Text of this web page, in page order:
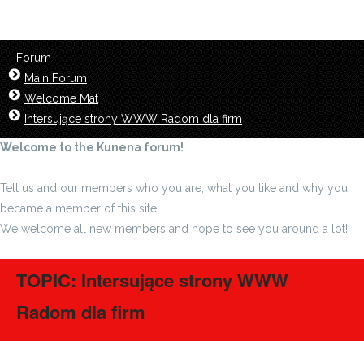
Forum
Main Forum
Welcome Mat
Intersujące strony WWW Radom dla firm
Welcome to the Kunena forum!
Tell us and our members who you are, what you like and why you
became a member of this site.
We welcome all new members and hope to see you around a lot!
TOPIC: Intersujące strony WWW
Radom dla firm